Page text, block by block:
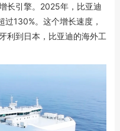
长引擎。2025年，比亚迪
130%。这个增长速度，
利到日本，比亚迪的海外工